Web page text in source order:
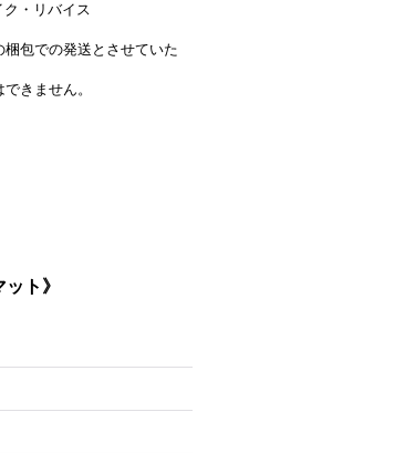
・リバイス
包での発送とさせていた
きません。
ト》